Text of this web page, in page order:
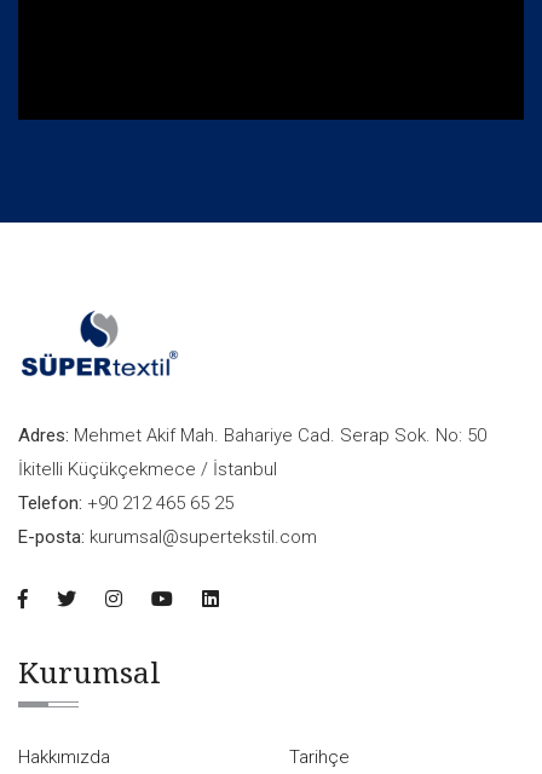
Adres: Mehmet Akif Mah. Bahariye Cad. Serap Sok. No: 50
İkitelli Küçükçekmece / İstanbul
Telefon: +90 212 465 65 25
E-posta: kurumsal@supertekstil.com
Kurumsal
Hakkımızda
Tarihçe